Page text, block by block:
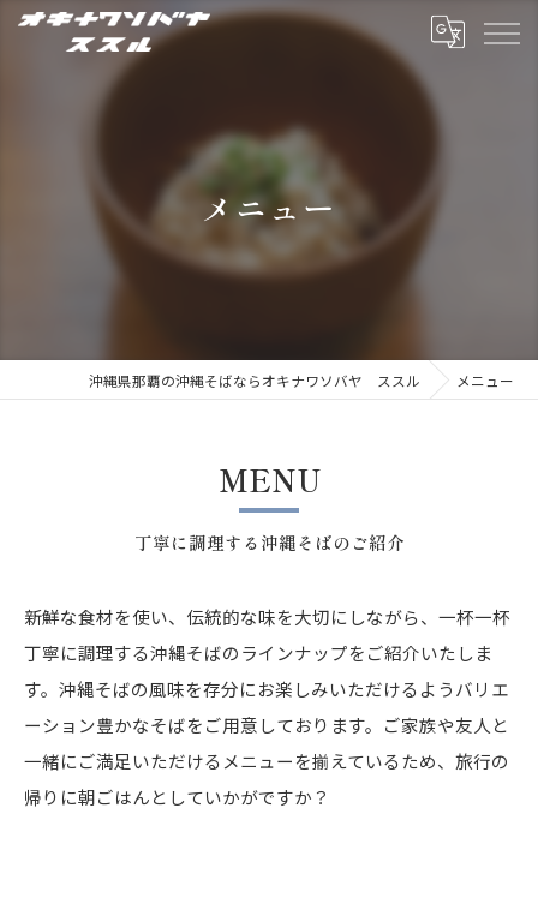
メニュー
沖縄県那覇の沖縄そばならオキナワソバヤ ススル メニュー
丁寧に調理する沖縄そばのご紹介
MENU
新鮮な食材を使い、伝統的な味を大切にしながら、一杯一杯
丁寧に調理する沖縄そばのラインナップをご紹介いたしま
す。沖縄そばの風味を存分にお楽しみいただけるようバリエ
ーション豊かなそばをご用意しております。ご家族や友人と
一緒にご満足いただけるメニューを揃えているため、旅行の
帰りに朝ごはんとしていかがですか？